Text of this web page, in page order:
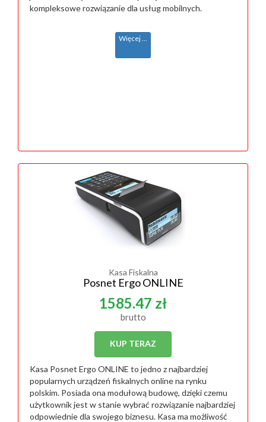
kompleksowe rozwiązanie dla usług mobilnych.
Więcej ...
Kasa Fiskalna
Posnet Ergo ONLINE
1585.47 zł
brutto
KUP TERAZ
Kasa Posnet Ergo ONLINE to jedno z najbardziej
popularnych urządzeń fiskalnych online na rynku
polskim. Posiada ona modułową budowę, dzięki czemu
użytkownik jest w stanie wybrać rozwiązanie najbardziej
odpowiednie dla swojego biznesu. Kasa ma możliwość